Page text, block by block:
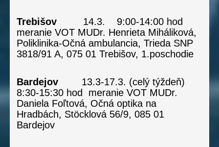
Trebišov14.3. 9:00-14:00 hod
meranie VOT MUDr. Henrieta Miháliková,
Poliklinika-Očná ambulancia, Trieda SNP
3818/91 A, 075 01 Trebišov, 1.poschodie
Bardejov13.3-17.3. (celý týždeň)
8:30-15:30 hod meranie VOT MUDr.
Daniela Foľtová, Očná optika na
Hradbách, Stöcklová 56/9, 085 01
Bardejov